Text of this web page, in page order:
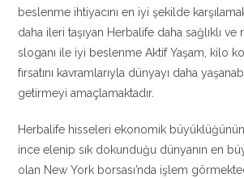
beslenme ihtiyacını en iyi şekilde
daha ileri taşıyan Herbalife daha sağlıklı
sloganı ile iyi beslenme Aktif Yaşam, kilo
fırsatını kavramlarıyla dünyayı daha
getirmeyi amaçlamaktadır.
Herbalife hisseleri ekonomik büyüklüğünün
ince elenip sık dokunduğu dünyanın en
olan New York borsası’nda işlem